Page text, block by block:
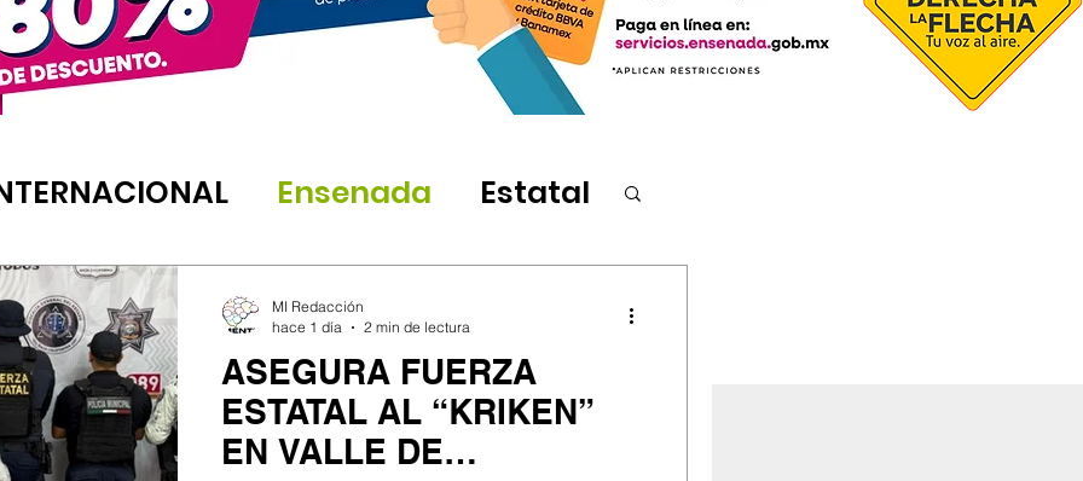
Ensenada Estatal
ASEGURA FUERZA
ESTATAL AL “KRIKEN”
EN VALLE DE
MI Redacción
hace 1 día
2 min de lectura